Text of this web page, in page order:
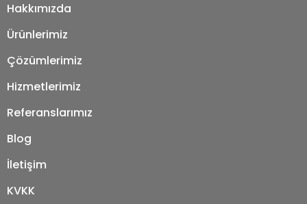
Hakkımızda
Ürünlerimiz
Çözümlerimiz
Hizmetlerimiz
Referanslarımız
Blog
İletişim
KVKK